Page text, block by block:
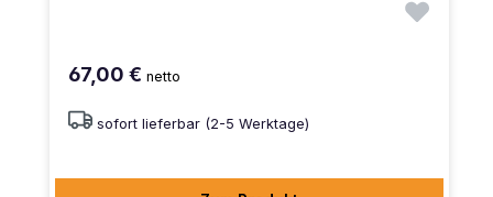
67,00 € netto
sofort lieferbar (2-5 Werktage)